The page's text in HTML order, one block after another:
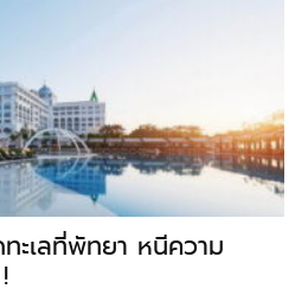
เลที่พัทยา หนีความ